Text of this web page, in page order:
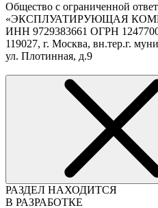
Общество с ограниченной
«ЭКСПЛУАТИРУЮЩАЯ
ИНН 9729383661 ОГРН
119027, г. Москва, вн.тер.г.
ул. Плотинная, д.9
РАЗДЕЛ НАХОДИТСЯ
В РАЗРАБОТКЕ